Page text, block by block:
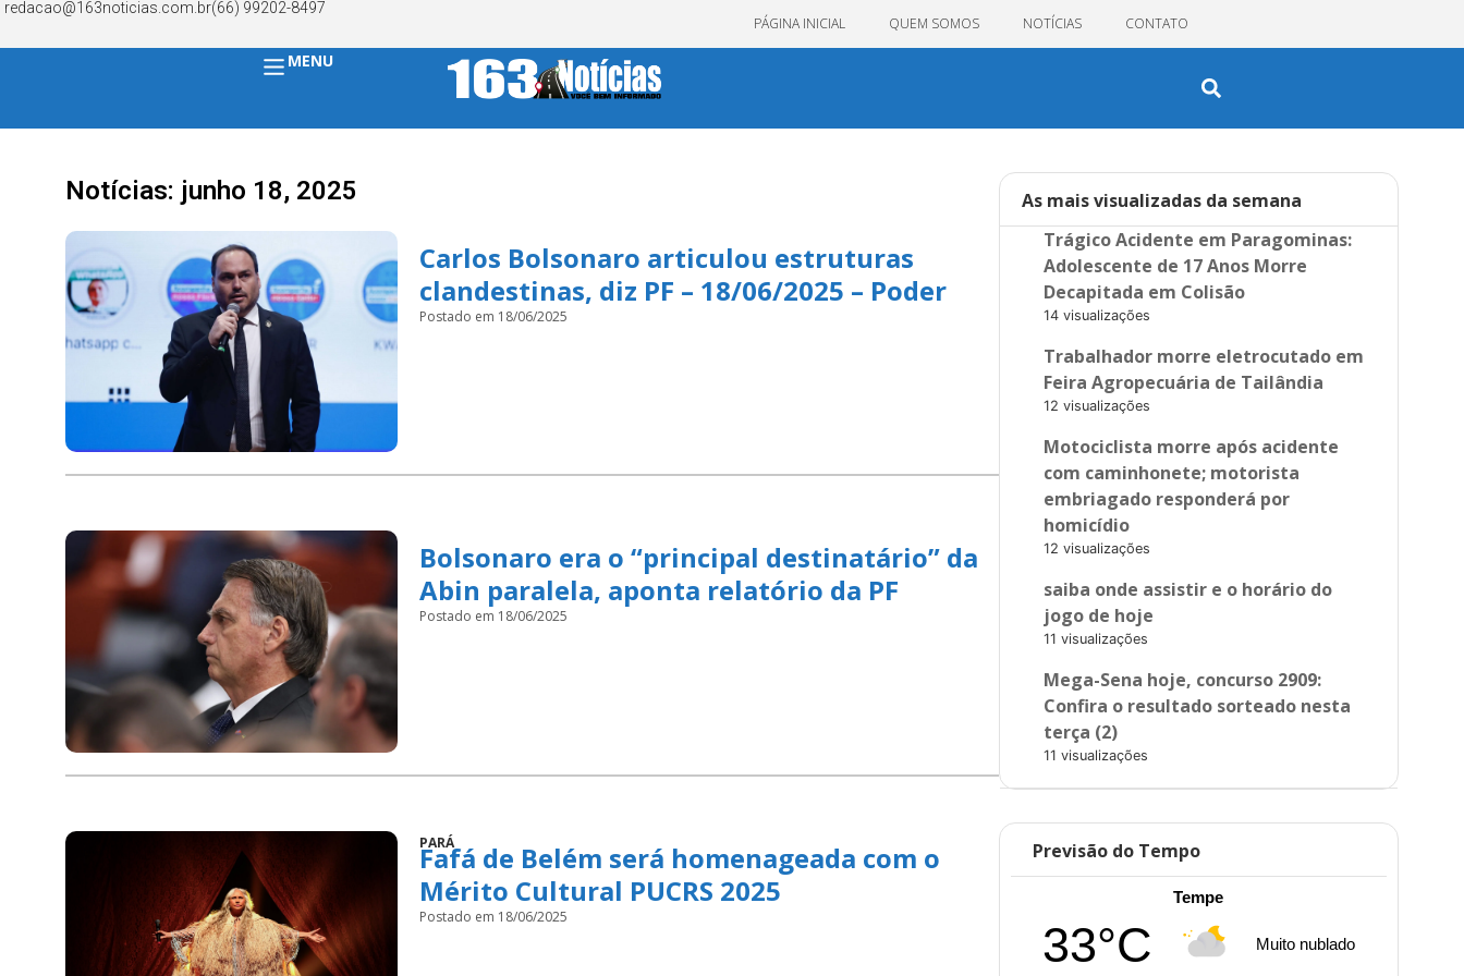
redacao@163noticias.com.br(66) 99202-8497
PÁGINA INICIAL QUEM SOMOS NOTÍCIAS CONTATO
MENU
Notícias: junho 18, 2025
Carlos Bolsonaro articulou estruturas
clandestinas, diz PF – 18/06/2025 – Poder
Postado em 18/06/2025
Bolsonaro era o “principal destinatário” da
Abin paralela, aponta relatório da PF
Postado em 18/06/2025
PARÁ
Fafá de Belém será homenageada com o
Mérito Cultural PUCRS 2025
Postado em 18/06/2025
As mais visualizadas da semana
Trágico Acidente em Paragominas:
Adolescente de 17 Anos Morre
Decapitada em Colisão
14 visualizações
Trabalhador morre eletrocutado em
Feira Agropecuária de Tailândia
12 visualizações
Motociclista morre após acidente
com caminhonete; motorista
embriagado responderá por
homicídio
12 visualizações
saiba onde assistir e o horário do
jogo de hoje
11 visualizações
Mega-Sena hoje, concurso 2909:
Confira o resultado sorteado nesta
terça (2)
11 visualizações
Previsão do Tempo
Tempe
33°C Muito nublado